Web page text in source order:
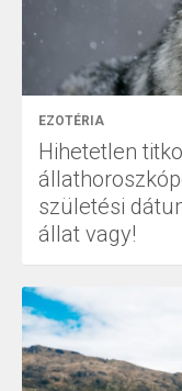
EZOTÉRIA
Hihetetlen
születési
állat vagy!